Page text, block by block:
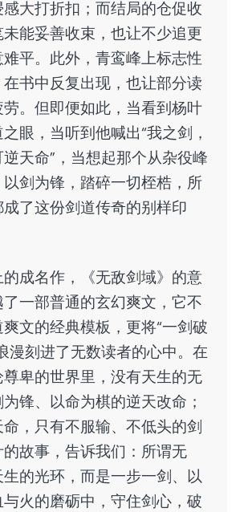
大打折扣；而结局的仓促收
能妥善收束，也让不少追更
平。此外，青鸾峰上标志性
书中反复出现，也让部分读
。但即便如此，当看到杨叶
眼，当听到他喊出“我之剑，
天命”，当想起那个从杂役峰
剑为锋，踏碎一切桎梏，所
了这份剑道传奇的别样印
成名作，《无敌剑域》的意
了一部普通的玄幻爽文，它不
文的经典模板，更将“一剑破
漫刻进了无数读者的心中。在
卑的世界里，没有天生的无
锋、以命为棋的逆天改命；
，只有不服输、不低头的剑
故事，告诉我们：所谓无
的光环，而是一步一剑、以
火的磨砺中，守住剑心，破